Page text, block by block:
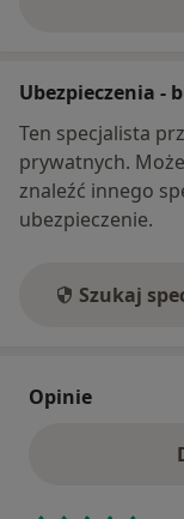
Ubezpieczenia -
Ten specjalista
prywatnych.
znaleźć innego
ubezpieczenie.
Szukaj
Opinie